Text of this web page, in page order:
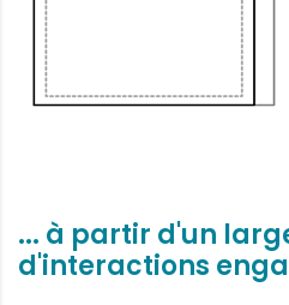
... à partir d'un
d'interactions